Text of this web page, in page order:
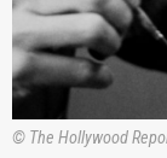
© The Hollywood